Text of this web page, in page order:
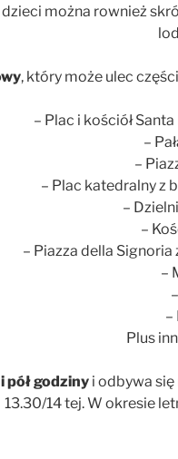
można rownież
, który może ulec
– Plac i kościół
–
–
– Plac katedralny z
–
–
– Piazza della
–
–
Plus
pół godziny i odbywa
13.30/14 tej. W okresie